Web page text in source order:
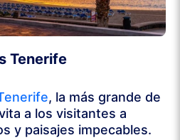
Tenerife
, la más grande de
a los visitantes a
y paisajes impecables.